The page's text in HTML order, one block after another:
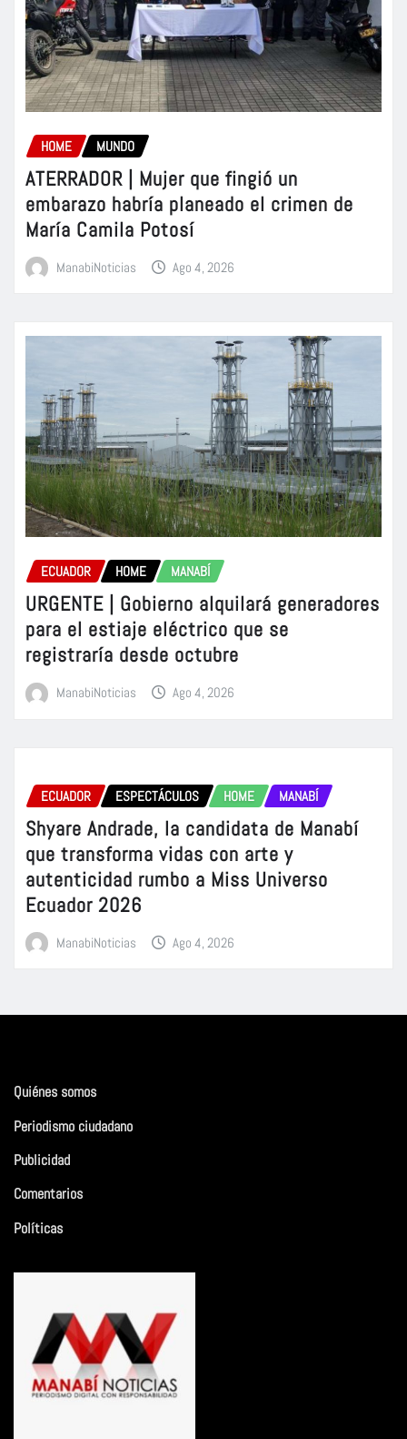
HOME MUNDO
ATERRADOR | Mujer que fingió un
embarazo habría planeado el crimen de
María Camila Potosí
ManabiNoticias Ago 4, 2026
ECUADOR HOME MANABÍ
URGENTE | Gobierno alquilará generadores
para el estiaje eléctrico que se
registraría desde octubre
ManabiNoticias Ago 4, 2026
ECUADOR ESPECTÁCULOS HOME MANABÍ
Shyare Andrade, la candidata de Manabí
que transforma vidas con arte y
autenticidad rumbo a Miss Universo
Ecuador 2026
ManabiNoticias Ago 4, 2026
Quiénes somos
Periodismo ciudadano
Publicidad
Comentarios
Políticas